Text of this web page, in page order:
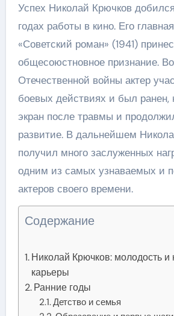
Успех Николай Крючков
годах работы в кино. Его
«Советский роман» (1941)
общесоюстновное признание.
Отечественной войны актер
боевых действиях и был ранен,
экран после травмы и
развитие. В дальнейшем
получил много заслуженных
одним из самых узнаваемых и
актеров своего времени.
Содержание
Николай Крючков: молодость и
карьеры
Ранние годы
Детство и семья